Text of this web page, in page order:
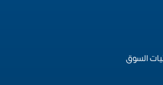
السوق